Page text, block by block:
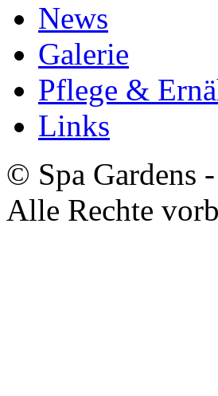
News
Galerie
Pflege &
Links
© Spa Gardens
Alle Rechte